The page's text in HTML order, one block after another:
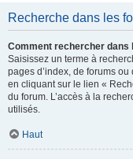
Recherche dans les
Comment rechercher dans
Saisissez un terme à
pages d’index, de forums
en cliquant sur le lien «
du forum. L’accès à la
utilisés.
Haut